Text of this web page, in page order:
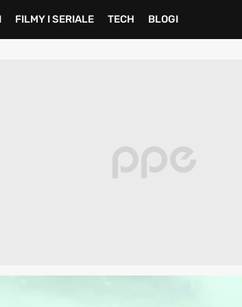
FILMY I SERIALE TECH BLOGI